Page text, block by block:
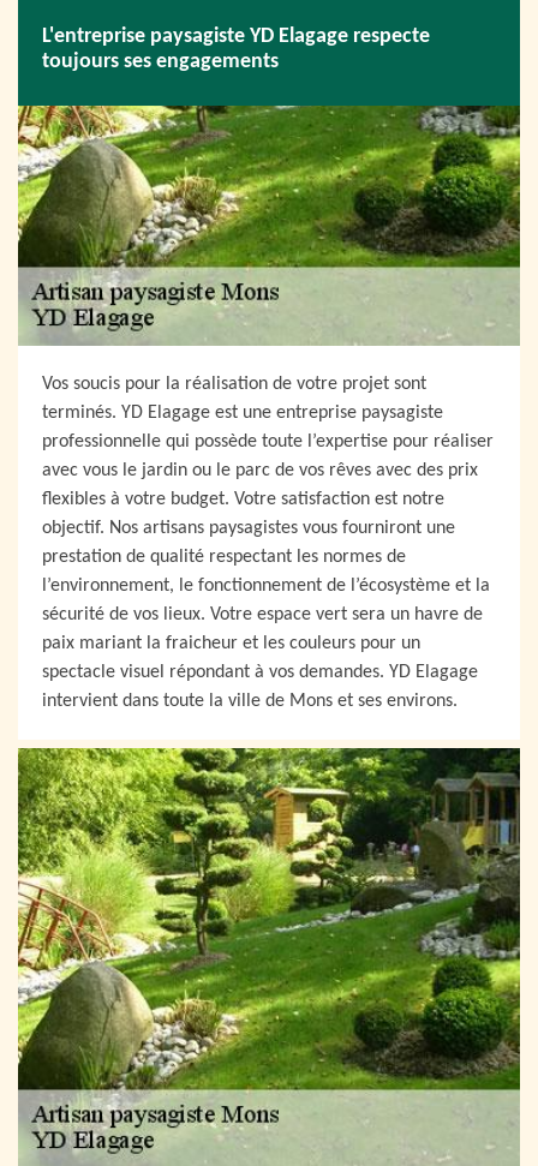
L'entreprise paysagiste YD Elagage respecte
toujours ses engagements
Vos soucis pour la réalisation de votre projet sont
terminés. YD Elagage est une entreprise paysagiste
professionnelle qui possède toute l’expertise pour réaliser
avec vous le jardin ou le parc de vos rêves avec des prix
flexibles à votre budget. Votre satisfaction est notre
objectif. Nos artisans paysagistes vous fourniront une
prestation de qualité respectant les normes de
l’environnement, le fonctionnement de l’écosystème et la
sécurité de vos lieux. Votre espace vert sera un havre de
paix mariant la fraicheur et les couleurs pour un
spectacle visuel répondant à vos demandes. YD Elagage
intervient dans toute la ville de Mons et ses environs.